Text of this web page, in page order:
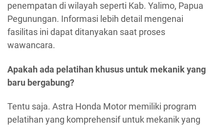
penempatan di wilayah seperti Kab. Yalimo, Papua
Pegunungan. Informasi lebih detail mengenai
fasilitas ini dapat ditanyakan saat proses
wawancara.
Apakah ada pelatihan khusus untuk mekanik yang
baru bergabung?
Tentu saja. Astra Honda Motor memiliki program
pelatihan yang komprehensif untuk mekanik yang